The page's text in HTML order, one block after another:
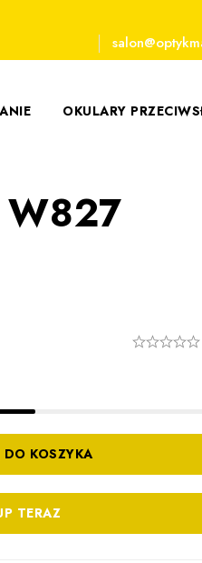
OKULARY
DO KOSZYKA
TERAZ